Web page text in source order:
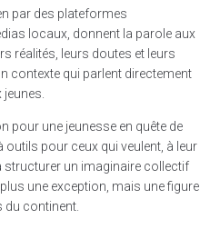
par des plateformes
locaux, donnent la parole aux
réalités, leurs doutes et leurs
contexte qui parlent directement
jeunes.
pour une jeunesse en quête de
outils pour ceux qui veulent, à leur
structurer un imaginaire collectif
une exception, mais une figure
du continent.